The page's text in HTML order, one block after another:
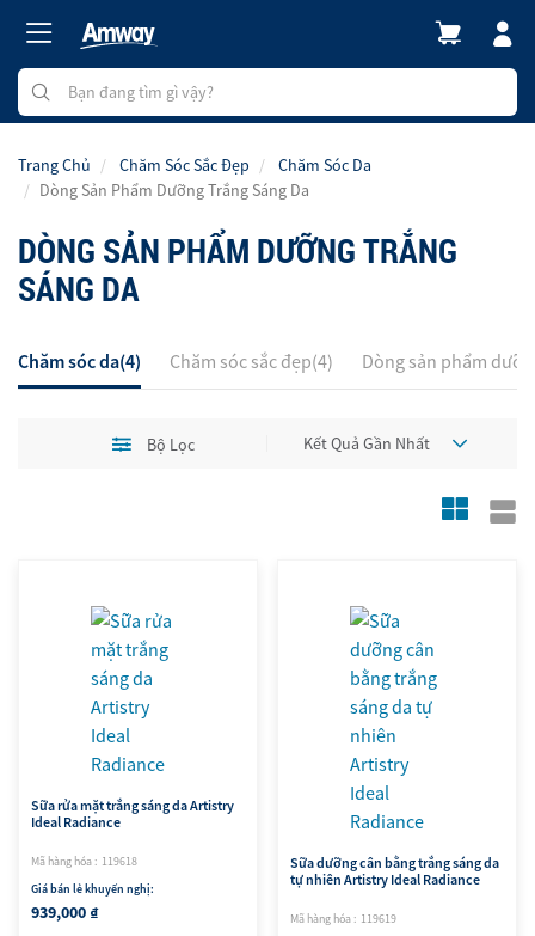
Trang Chủ Chăm Sóc Sắc Đẹp
Chăm Sóc Da
Dòng Sản Phẩm Dưỡng Trắng Sáng Da
DÒNG SẢN PHẨM DƯỠNG TRẮNG
SÁNG DA
Chăm sóc da(4) Chăm sóc sắc đẹp(4) Dòng sản phẩm
Bộ Lọc
Sữa rửa mặt trắng sáng da Artistry
Ideal Radiance
Mã hàng hóa : 119618
Giá bán lẻ khuyến nghị:
939,000 ₫
Sữa dưỡng cân bằng trắng sáng da
tự nhiên Artistry Ideal Radiance
Mã hàng hóa : 119619